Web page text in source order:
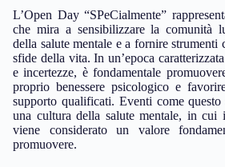
L’Open Day “SPeCialmente”
che mira a sensibilizzare la comunità
della salute mentale e a fornire strumenti
sfide della vita. In un’epoca
e incertezze, è fondamentale
proprio benessere psicologico e
supporto qualificati. Eventi come
una cultura della salute mentale, in cui
viene considerato un valore
promuovere.